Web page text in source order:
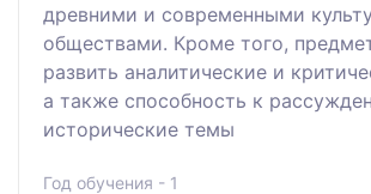
древними и современными
обществами. Кроме того,
развить аналитические и
а также способность к
исторические темы
Год обучения - 1